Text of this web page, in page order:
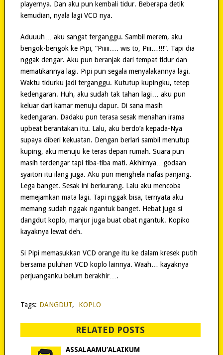
playernya. Dan aku pun kembali tidur. Beberapa detik
kemudian, nyala lagi VCD nya.
Aduuuh… aku sangat terganggu. Sambil merem, aku
bengok-bengok ke Pipi, “Piiiii…. wis to, Piii…!!!”. Tapi dia
nggak dengar. Aku pun beranjak dari tempat tidur dan
mematikannya lagi. Pipi pun segala menyalakannya lagi.
Waktu tidurku jadi terganggu. Kututup kupingku, tetep
kedengaran. Huh, aku sudah tak tahan lagi… aku pun
keluar dari kamar menuju dapur. Di sana masih
kedengaran. Dadaku pun terasa sesak menahan irama
upbeat berantakan itu. Lalu, aku berdo’a kepada-Nya
supaya diberi kekuatan. Dengan berlari sambil menutup
kuping, aku menuju ke teras depan rumah. Suara pun
masih terdengar tapi tiba-tiba mati. Akhirnya…godaan
syaiton itu ilang juga. Aku pun menghela nafas panjang.
Lega banget. Sesak ini berkurang. Lalu aku mencoba
memejamkan mata lagi. Tapi nggak bisa, ternyata aku
memang sudah nggak ngantuk banget. Hebat juga si
dangdut koplo, manjur juga buat obat ngantuk. Kopiko
kayaknya lewat deh.
Si Pipi memasukkan VCD orange itu ke dalam kresek putih
bersama puluhan VCD koplo lainnya. Waah… kayaknya
perjuanganku belum berakhir….
Tags: DANGDUT, KOPLO
RELATED POSTS
ASSALAAMU’ALAIKUM